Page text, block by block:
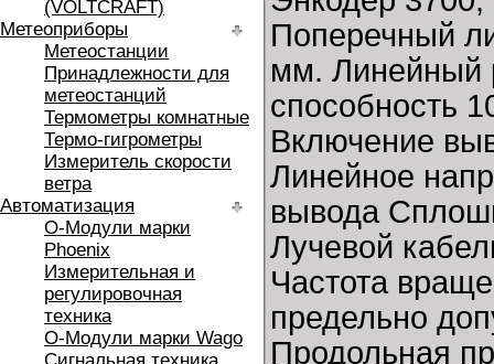
(VOLTCRAFT)
Метеоприборы
Метеостанции
Принадлежности для
метеостанций
Термометры комнатные
Термо-гигрометры
Измеритель скорости
ветра
Автоматизация
O-Модули марки
Phoenix
Измерительная и
регулировочная
техника
O-Модули марки Wago
Поперечный
мм. Линейный
способность
Включение
Линейное
вывода
Лучевой
Частота
предельно
Продольная